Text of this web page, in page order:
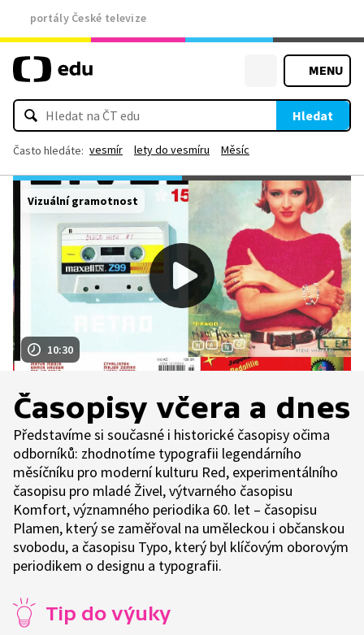
portály České televize
MENU
Hledat
Často hledáte: vesmír lety do vesmíru Měsíc
10:30
Vizuální gramotnost
Časopisy včera a dnes
Představíme si současné i historické časopisy očima
odborníků: zhodnotíme typografii legendárního
měsíčníku pro moderní kulturu Red, experimentálního
časopisu pro mladé Živel, výtvarného časopisu
Komfort, významného periodika 60. let – časopisu
Plamen, který se zaměřoval na uměleckou i občanskou
svobodu, a časopisu Typo, který byl klíčovým oborovým
periodikem o designu a typografii.
Tip do výuky